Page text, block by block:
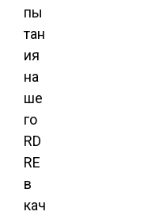
пы
тан
ия
на
ше
го
RD
RE
в
кач